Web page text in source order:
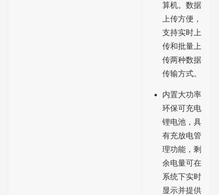
算机。数据
上传方便，
支持实时上
传和批量上
传两种数据
传输方式。
内置大功率
环保可充电
锂电池，具
有充放电管
理功能，剩
余电量可在
系统下实时
显示并提供